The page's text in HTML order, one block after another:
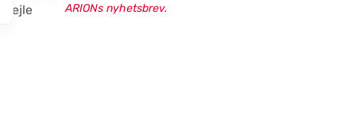
Vejle
ARIONs nyhetsbrev.